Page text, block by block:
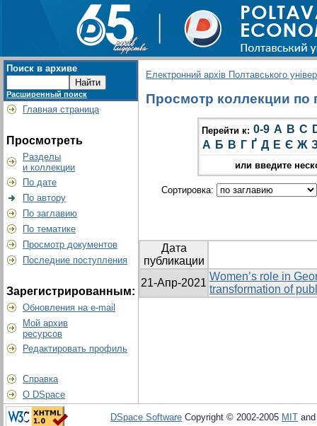
Поиск в архиве
Расширенный поиск
Главная страница
Просмотреть
Разделы
и коллекции
По дате
По автору
По заглавию
По тематике
Просмотр документов
Последние поступления
Зарегистрированным:
Обновления на e-mail
Мой архив
ресурсов
Редактировать профиль
Справка
О DSpace
Електронний архів Полтавського
Просмотр коллекции по
Перейти к: 0-9 A B C
А Б В Г Ґ Д Е Є Ж
или введите
Сортировка:
Дата
публикации
21-Апр-2021
Women’s role in
transformation of
DSpace Software Copyright © 2002-2005 MIT